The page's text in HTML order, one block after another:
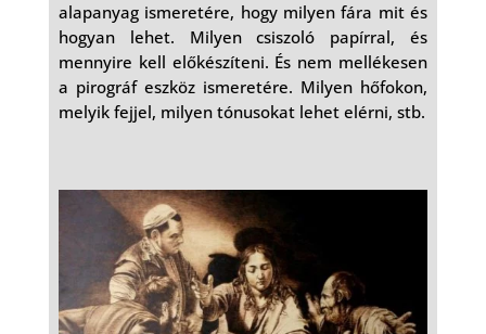
alapanyag ismeretére, hogy milyen fára mit és
hogyan lehet. Milyen csiszoló papírral, és
mennyire kell előkészíteni. És nem mellékesen
a pirográf eszköz ismeretére. Milyen hőfokon,
melyik fejjel, milyen tónusokat lehet elérni, stb.